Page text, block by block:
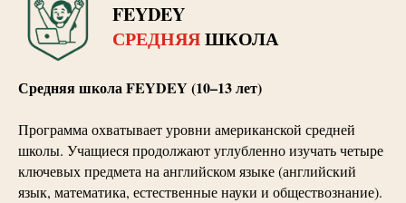
FEYDEY
СРЕДНЯЯШКОЛА
Средняя школа FEYDEY (10–13 лет)
Программа охватывает уровни американской средней
школы. Учащиеся продолжают углубленно изучать четыре
ключевых предмета на английском языке (английский
язык, математика, естественные науки и обществознание).